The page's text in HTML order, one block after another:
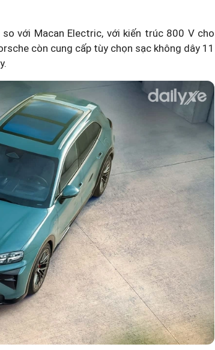
với Macan Electric, với kiến trúc 800 V cho
còn cung cấp tùy chọn sạc không dây 11